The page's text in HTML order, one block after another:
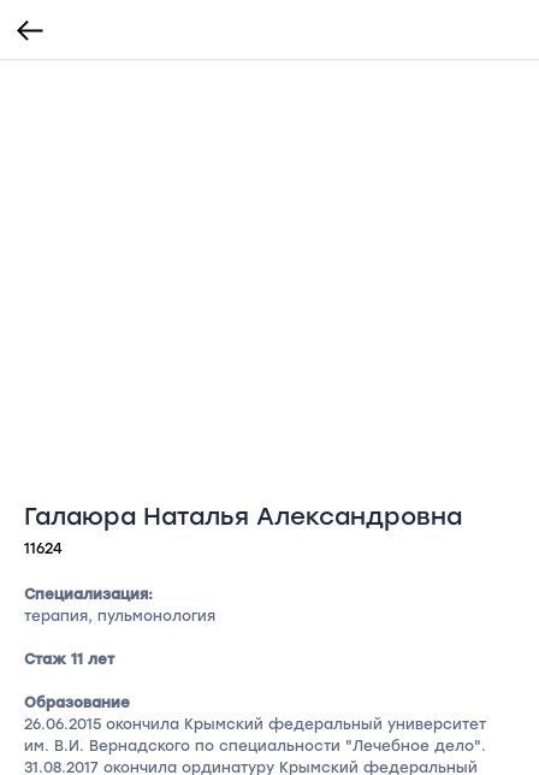
Галаюра Наталья Александровна
11624
Специализация:
терапия, пульмонология
Стаж 11 лет
Образование
26.06.2015 окончила Крымский федеральный университет
им. В.И. Вернадского по специальности "Лечебное дело".
31.08.2017 окончила ординатуру Крымский федеральный